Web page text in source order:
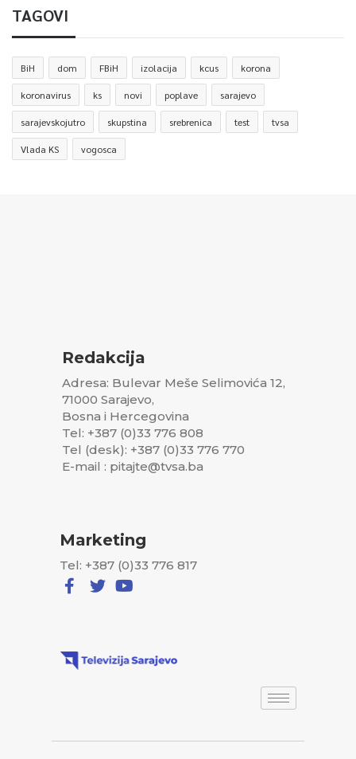
TAGOVI
BiH dom FBiH izolacija kcus korona
koronavirus ks novi poplave sarajevo
sarajevskojutro skupstina srebrenica test tvsa
Vlada KS vogosca
Redakcija
Adresa: Bulevar Meše Selimovića 12,
71000 Sarajevo,
Bosna i Hercegovina
Tel: +387 (0)33 776 808
Tel (desk): +387 (0)33 776 770
E-mail : pitajte@tvsa.ba
Marketing
Tel: +387 (0)33 776 817